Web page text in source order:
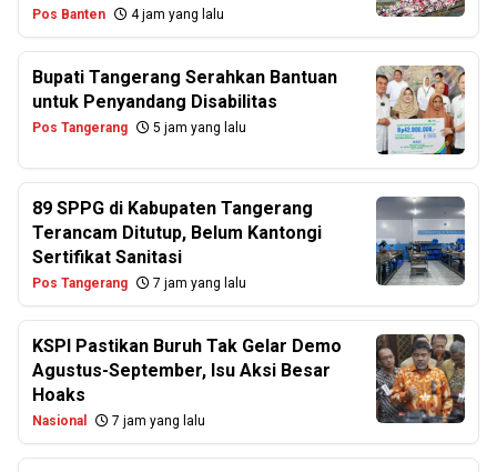
Pos Banten 4 jam yang lalu
Bupati Tangerang Serahkan Bantuan
untuk Penyandang Disabilitas
Pos Tangerang 5 jam yang lalu
89 SPPG di Kabupaten Tangerang
Terancam Ditutup, Belum Kantongi
Sertifikat Sanitasi
Pos Tangerang 7 jam yang lalu
KSPI Pastikan Buruh Tak Gelar Demo
Agustus-September, Isu Aksi Besar
Hoaks
Nasional 7 jam yang lalu